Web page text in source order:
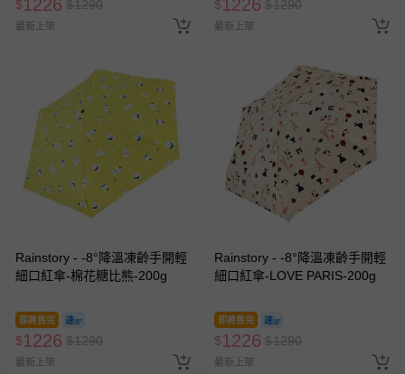
非以有形媒介提供之數位內容或一經提供即為完成之線
上服務，經消費者事先同意始提供（例如線上課程、遊
已拆封之以下類型商品：
-個人衛生用品（例如尿布、貼身衣物、泳裝、襪子、地
墊、寢具類等）。
-新生兒親膚衣物（嬰幼兒包巾與背巾、包屁衣、學習
褲、紗布衣等）。
-接觸性孕哺產品（奶嘴、奶瓶、擠乳器、哺乳衣、托腹
帶束縛衣、餐搖椅等）。
-其他原廠盒裝商品封口處已貼上「不可拆封」，或具警
國際航空、客運、訂房等服務。
相關的退換貨辦理流程，可詳見：退換貨 & 退款問題
其他常見問題：
$1226 $1290
最新上架
$1226 $1290
最新上架
Rainstory - -8°降溫凍齡手開輕
細口紅傘-棉花糖比熊-200g
即將售完
$1226 $1290
最新上架
Rainstory - -8°降溫凍齡手開輕
細口紅傘-LOVE PARIS-200g
即將售完
$1226 $1290
最新上架